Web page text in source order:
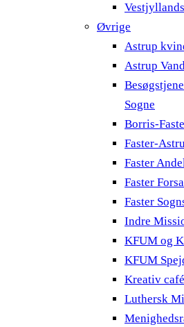
Øvrige
Astrup
Astrup
Sogne
Borris-
Faster-
Faster
Faster
Faster
Indre
KFUM og
KFUM
Kreativ
Luthersk